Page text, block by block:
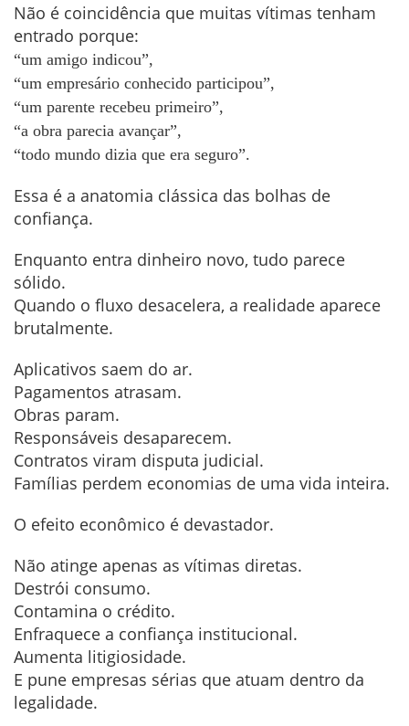
Não é coincidência que muitas vítimas tenham
entrado porque:
“um amigo indicou”,
“um empresário conhecido participou”,
“um parente recebeu primeiro”,
“a obra parecia avançar”,
“todo mundo dizia que era seguro”.
Essa é a anatomia clássica das bolhas de
confiança.
Enquanto entra dinheiro novo, tudo parece
sólido.
Quando o fluxo desacelera, a realidade aparece
brutalmente.
Aplicativos saem do ar.
Pagamentos atrasam.
Obras param.
Responsáveis desaparecem.
Contratos viram disputa judicial.
Famílias perdem economias de uma vida inteira.
O efeito econômico é devastador.
Não atinge apenas as vítimas diretas.
Destrói consumo.
Contamina o crédito.
Enfraquece a confiança institucional.
Aumenta litigiosidade.
E pune empresas sérias que atuam dentro da
legalidade.